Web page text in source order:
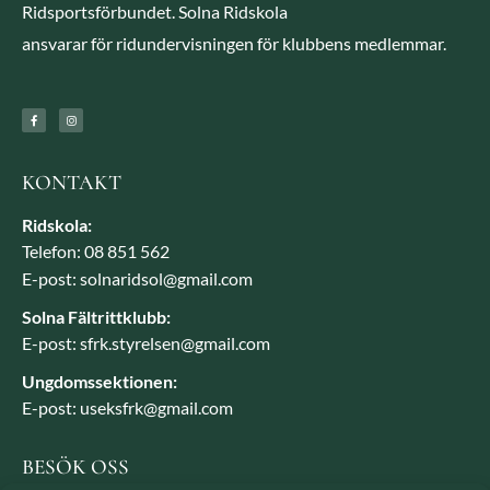
Ridsportsförbundet. Solna Ridskola
ansvarar för ridundervisningen för klubbens medlemmar.
KONTAKT
Ridskola:
Telefon: 08 851 562
E-post: solnaridsol@gmail.com
Solna Fältrittklubb:
E-post: sfrk.styrelsen@gmail.com
Ungdomssektionen:
E-post: useksfrk@gmail.com
BESÖK OSS